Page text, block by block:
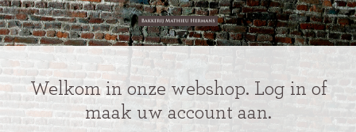
Welkom in onze webshop. Log in of
maak uw account aan.